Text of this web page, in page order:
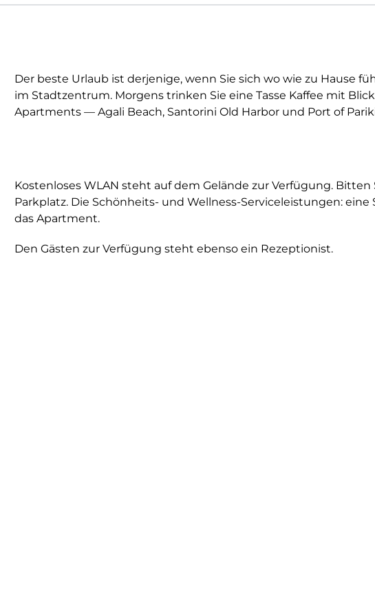
Der beste Urlaub ist derjenige, wenn Sie sich wo wie zu Hause
im Stadtzentrum. Morgens trinken Sie eine Tasse Kaffee mit
Apartments — Agali Beach, Santorini Old Harbor und Port of
Kostenloses WLAN steht auf dem Gelände zur Verfügung.
Parkplatz. Die Schönheits- und Wellness-Serviceleistungen:
das Apartment.
Den Gästen zur Verfügung steht ebenso ein Rezeptionist.